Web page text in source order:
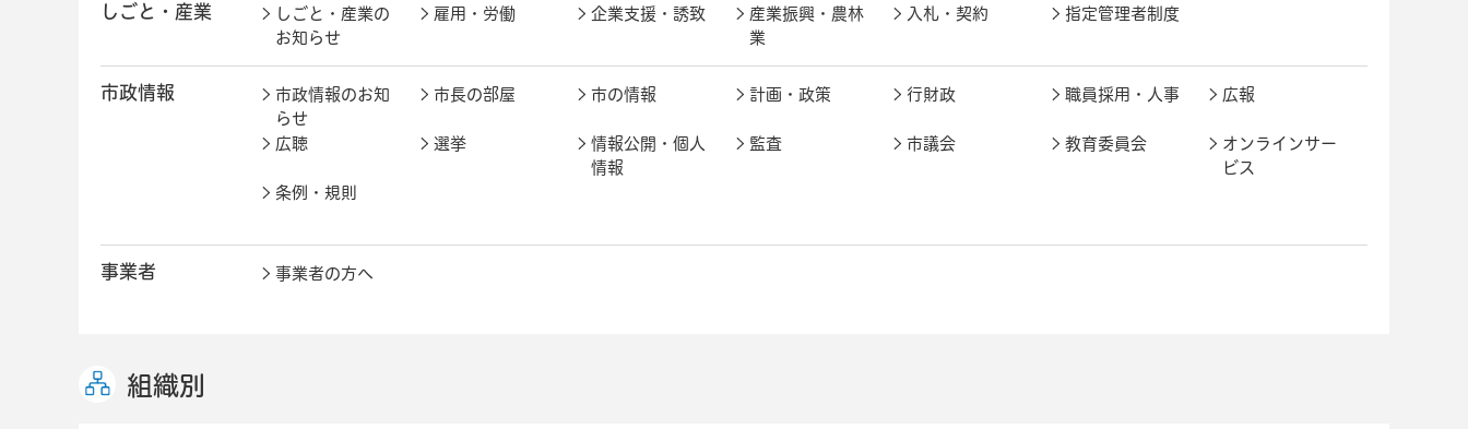
しごと・産業
しごと・産業の
お知らせ
雇用・労働 企業支援・誘致
産業振興・農林
業
入札・契約 指定管理者制度
市政情報
市政情報のお知
らせ
市長の部屋 市の情報 計画・政策 行財政 職員採用・人事 広報
広聴 選挙
情報公開・個人
情報
監査 市議会 教育委員会
オンラインサー
ビス
条例・規則
事業者 事業者の方へ
組織別